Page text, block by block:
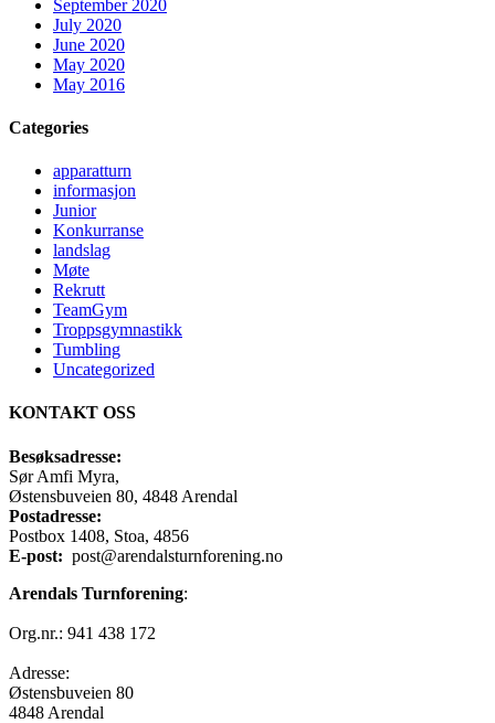
September 2020
July 2020
June 2020
May 2020
May 2016
Categories
apparatturn
informasjon
Junior
Konkurranse
landslag
Møte
Rekrutt
TeamGym
Troppsgymnastikk
Tumbling
Uncategorized
KONTAKT OSS
Besøksadresse:
Sør Amfi Myra,
Østensbuveien 80, 4848 Arendal
Postadresse:
Postbox 1408, Stoa, 4856
E-post: post@arendalsturnforening.no
Arendals Turnforening:
Org.nr.: 941 438 172
Adresse:
Østensbuveien 80
4848 Arendal